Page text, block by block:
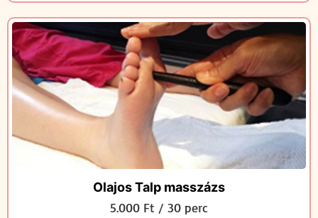
Olajos Talp masszázs
5.000 Ft / 30 perc